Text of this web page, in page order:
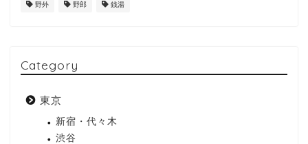
野外 野郎 銭湯
Category
東京
新宿・代々木
渋谷